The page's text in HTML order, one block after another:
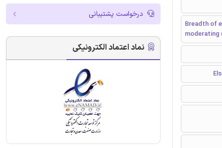
Breadth of
درخواست پشتیبانی
نماد اعتماد الکترونیکی